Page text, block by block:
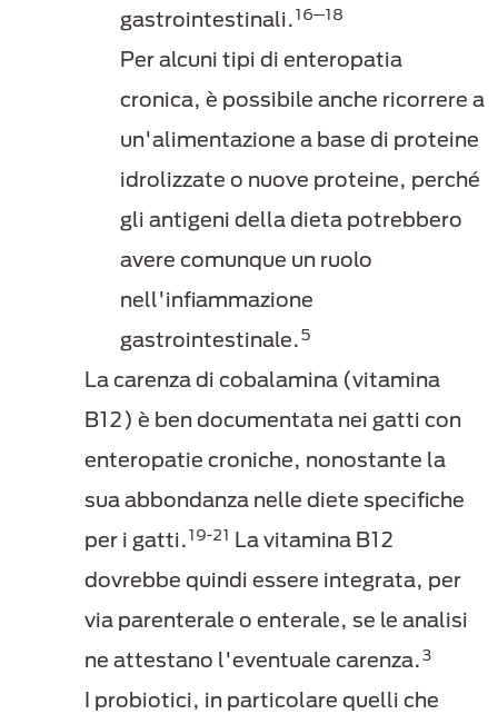
gastrointestinali.16─18
Per alcuni tipi di enteropatia
cronica, è possibile anche ricorrere a
un'alimentazione a base di proteine
idrolizzate o nuove proteine, perché
gli antigeni della dieta potrebbero
avere comunque un ruolo
nell'infiammazione
gastrointestinale.5
La carenza di cobalamina (vitamina
B12) è ben documentata nei gatti con
enteropatie croniche, nonostante la
sua abbondanza nelle diete specifiche
per i gatti.19-21 La vitamina B12
dovrebbe quindi essere integrata, per
via parenterale o enterale, se le analisi
ne attestano l'eventuale carenza.3
I probiotici, in particolare quelli che